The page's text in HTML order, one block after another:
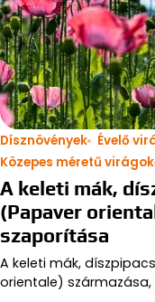
Dísznövények Évelő
Közepes méretű virágok
A keleti mák,
(Papaver
szaporítása
A keleti mák,
orientale)